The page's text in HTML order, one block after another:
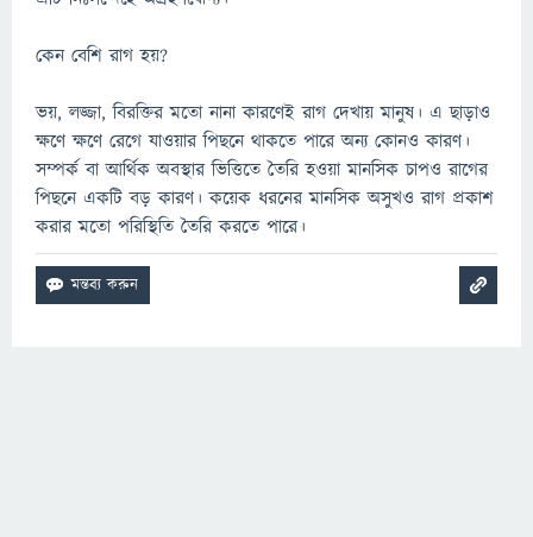
কেন বেশি রাগ হয়?
ভয়, লজ্জা, বিরক্তির মতো নানা কারণেই রাগ দেখায় মানুষ। এ ছাড়াও
ক্ষণে ক্ষণে রেগে যাওয়ার পিছনে থাকতে পারে অন্য কোনও কারণ।
সম্পর্ক বা আর্থিক অবস্থার ভিত্তিতে তৈরি হওয়া মানসিক চাপও রাগের
পিছনে একটি বড় কারণ। কয়েক ধরনের মানসিক অসুখও রাগ প্রকাশ
করার মতো পরিস্থিতি তৈরি করতে পারে।